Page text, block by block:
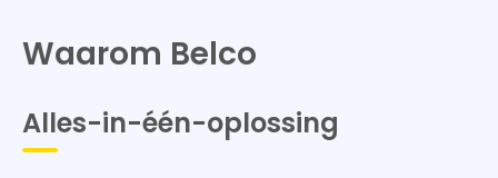
Waarom Belco
Alles-in-één-oplossing